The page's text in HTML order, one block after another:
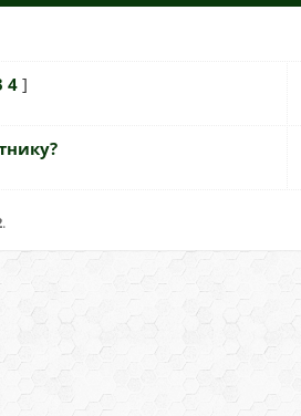
4 ]
.